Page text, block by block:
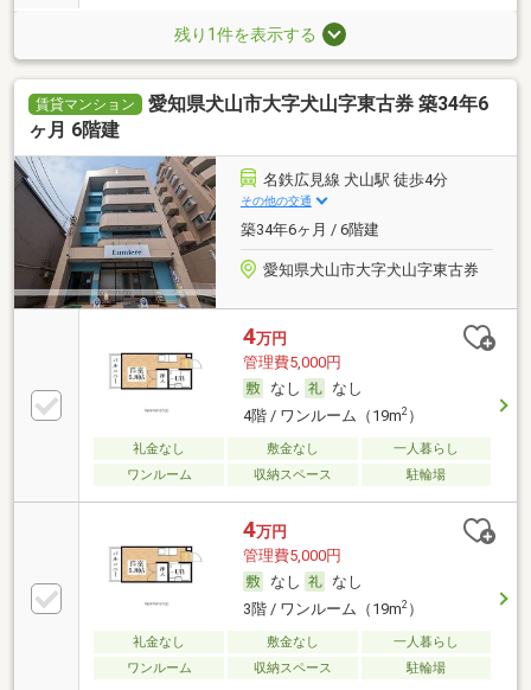
残り1件を表示する
賃貸マンション
愛知県犬山市大字犬山字東古券 築34年6
ヶ月 6階建
名鉄広見線 犬山駅 徒歩4分
その他の交通
築34年6ヶ月 / 6階建
愛知県犬山市大字犬山字東古券
4万円
管理費5,000円
なし
なし
4階 / ワンルーム（19m2）
礼金なし 敷金なし
一人暮らし
ワンルーム
収納スペース 駐輪場
4万円
管理費5,000円
なし
なし
3階 / ワンルーム（19m2）
礼金なし 敷金なし
一人暮らし
ワンルーム
収納スペース 駐輪場